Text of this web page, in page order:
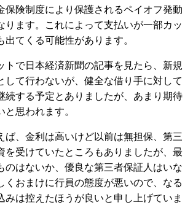
保険制度により保護されるペイオフ発動
ります。これによって支払いが一部カッ
出てくる可能性があります。
トで日本経済新聞の記事を見たら、新規
して行わないが、健全な借り手に対して
続する予定とありましたが、あまり期待
と思われます。
ば、金利は高いけど以前は無担保、第三
を受けていたところもありましたが、最
のはないか、優良な第三者保証人はいな
くおまけに行員の態度が悪いので、なる
みは控えたほうが良いと申し上げていま